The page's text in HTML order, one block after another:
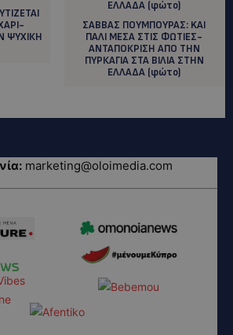
ΨΥΧΙΚΗ
ΣΑΒΒΑΣ ΠΟΥΜΠΟΥΡΑΣ: KAI
ΠΑΛΙ ΜΕΣΑ ΣΤΙΣ ΦΩΤΙΕΣ-
ΑΝΤΑΠΟΚΡΙΣΗ ΑΠΟ ΤΗΝ
ΠΥΡΚΑΓΙΑ ΣΤΑ ΒΙΛΙΑ ΣΤΗΝ
ΕΛΛΑΔΑ (φώτο)
marketing@oloimedia.com